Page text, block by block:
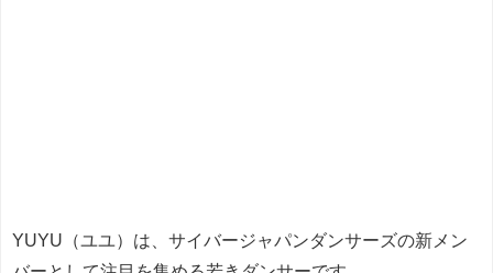
YUYU（ユユ）は、サイバージャパンダンサーズの新メン